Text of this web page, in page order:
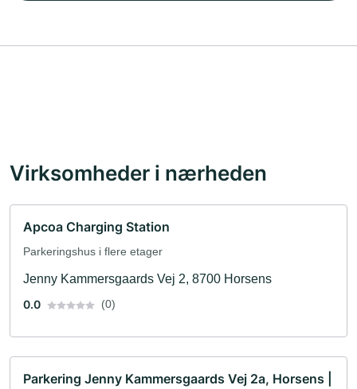
Virksomheder i nærheden
Apcoa Charging Station
Parkeringshus i flere etager
Jenny Kammersgaards Vej 2, 8700 Horsens
0.0
(0)
Parkering Jenny Kammersgaards Vej 2a, Horsens |